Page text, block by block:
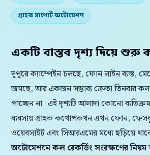
গ্রাহক সাপোর্ট অটোমেশন
একটি বাস্তব দৃশ্য দিয়ে শুরু
দুপুরে ক্যাম্পেইন চলছে, ফোন লাইন ব্যস্ত,
জমছে, আর একজন সম্ভাব্য ক্রেতা তিনবার
পাচ্ছেন না। এই দৃশ্যটি আলাদা কোনো
ব্যবসায় গ্রাহক কথোপকথন এখন ফোন,
ওয়েবসাইট এবং সিআরএমের মধ্যে ছড়িয়ে
অটোমেশনে কল রেকর্ডিং সংরক্ষণের নিয়ম